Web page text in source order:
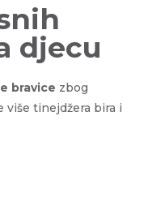
djecu
bravice zbog
više tinejdžera bira i